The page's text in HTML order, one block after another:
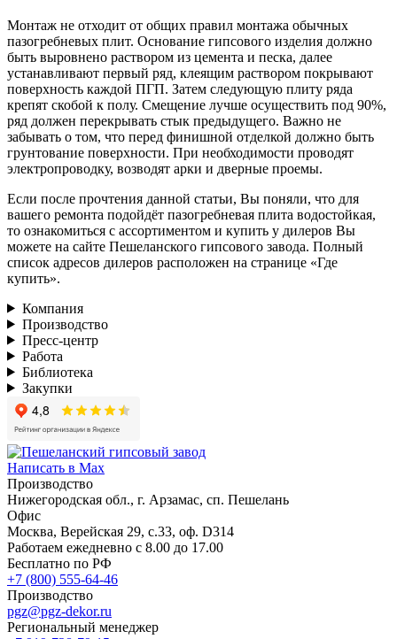
Монтаж не отходит от общих правил монтажа обычных
пазогребневых плит. Основание гипсового изделия должно
быть выровнено раствором из цемента и песка, далее
устанавливают первый ряд, клеящим раствором покрывают
поверхность каждой ПГП. Затем следующую плиту ряда
крепят скобой к полу. Смещение лучше осуществить под 90%,
ряд должен перекрывать стык предыдущего. Важно не
забывать о том, что перед финишной отделкой должно быть
грунтование поверхности. При необходимости проводят
электропроводку, возводят арки и дверные проемы.
Если после прочтения данной статьи, Вы поняли, что для
вашего ремонта подойдёт пазогребневая плита водостойкая,
то ознакомиться с ассортиментом и купить у дилеров Вы
можете на сайте Пешеланского гипсового завода. Полный
список адресов дилеров расположен на странице «Где
купить».
Компания
Производство
Пресс-центр
Работа
Библиотека
Закупки
Написать в Max
Производство
Нижегородская обл., г. Арзамас, сп. Пешелань
Офис
Москва, Верейская 29, с.33, оф. D314
Работаем ежедневно с 8.00 до 17.00
Бесплатно по РФ
+7 (800) 555-64-46
Производство
pgz@pgz-dekor.ru
Региональный менеджер